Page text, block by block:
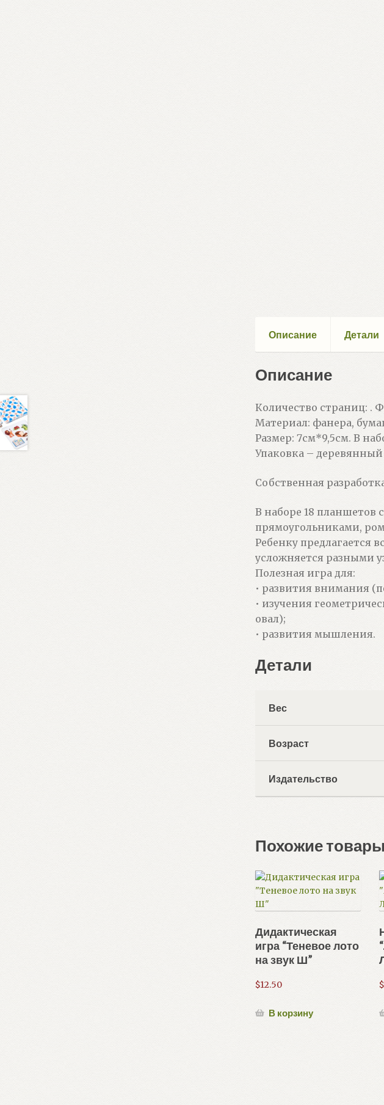
Описание Детали
Описание
Количество страниц: .
Материал: фанера,
Размер: 7см*9,5см. В
Упаковка –
Собственная
В наборе 18 планшетов
прямоугольниками,
Ребенку предлагается
усложняется разными
Полезная игра для:
• развития внимания
• изучения
овал);
• развития мышления.
Детали
Вес
Возраст
Издательство
Похожие товары
Дидактическая
игра “Теневое лото
на звук Ш”
$12.50
В корзину
$